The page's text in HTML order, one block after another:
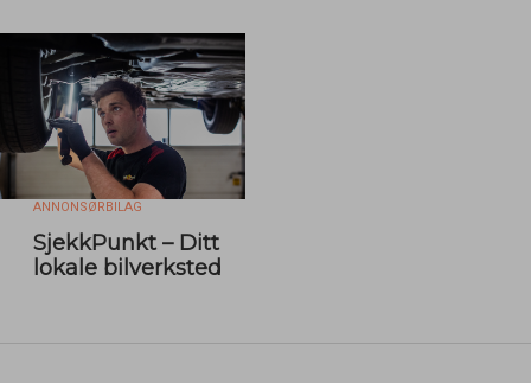
ANNONSØRBILAG
SjekkPunkt – Ditt
lokale bilverksted